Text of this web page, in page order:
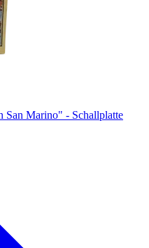
San Marino" - Schallplatte